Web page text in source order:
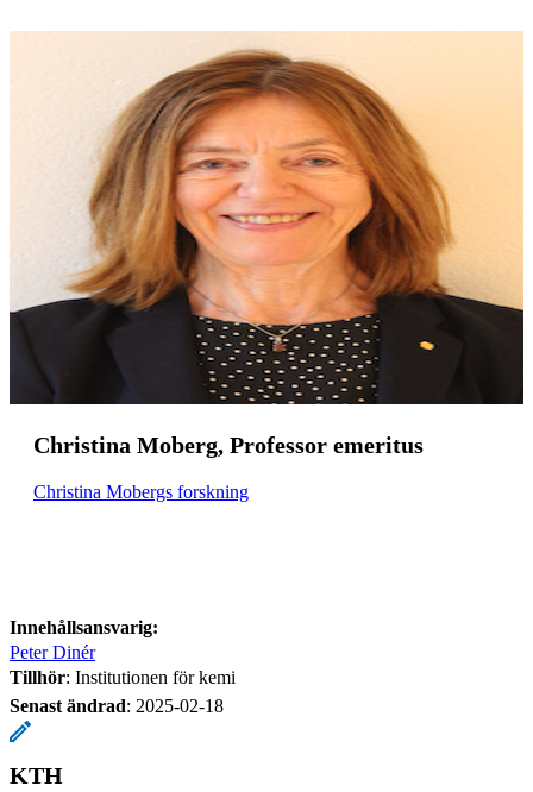
Christina Moberg, Professor emeritus
Christina Mobergs forskning
Innehållsansvarig:
Peter Dinér
Tillhör: Institutionen för kemi
Senast ändrad: 2025-02-18
KTH